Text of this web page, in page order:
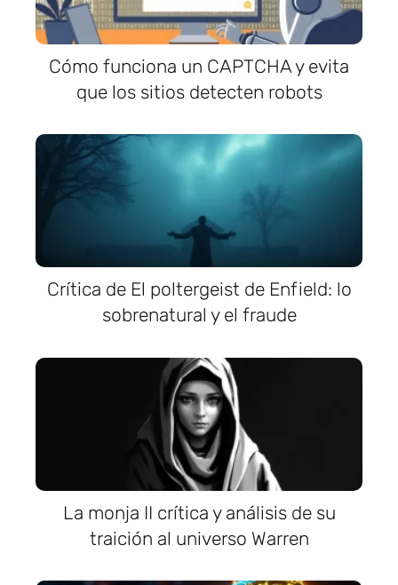
Cómo funciona un CAPTCHA y evita
que los sitios detecten robots
Crítica de El poltergeist de Enfield: lo
sobrenatural y el fraude
La monja II crítica y análisis de su
traición al universo Warren